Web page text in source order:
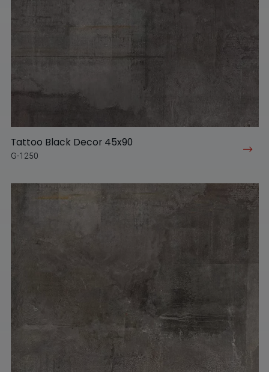
Tattoo Black Decor 45x90
G-1250